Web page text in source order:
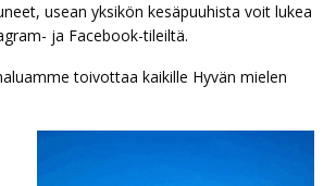
usean yksikön kesäpuuhista voit lukea
ja Facebook-tileiltä.
toivottaa kaikille Hyvän mielen